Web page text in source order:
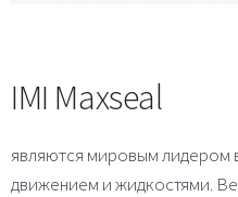
IMI Maxseal
являются мировым лидером
движением и жидкостями.